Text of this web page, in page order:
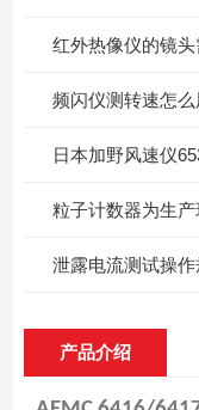
红外热像仪的镜
频闪仪测转速怎么
日本加野风速仪
粒子计数器为生
泄露电流测试操作
产品介绍